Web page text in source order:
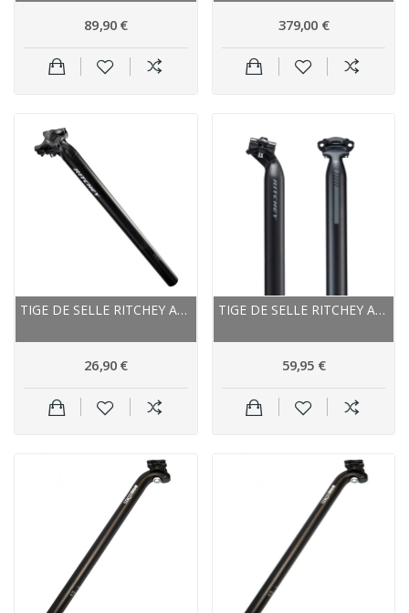
89,90 € 379,00 €
TIGE DE SELLE RITCHEY ALU VTT ROUTE LOGIC V2...
26,90 €
TIGE DE SELLE RITCHEY ALU VTT ROUTE COMP V2...
59,95 €